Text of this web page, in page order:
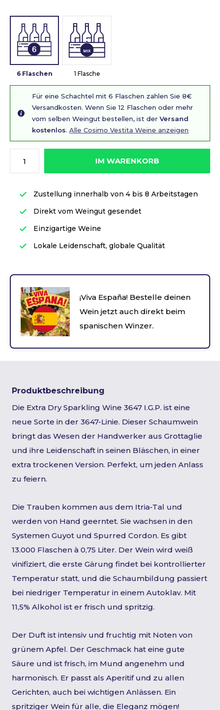
6 Flaschen 1 Flasche
Für eine Schachtel mit 6 Flaschen zahlen Sie 8€
Versandkosten. Wenn Sie 12 Flaschen oder mehr
vom selben Weingut bestellen, ist der Versand
kostenlos. Alle Cosimo Vestita Weine anzeigen
IM WARENKORB
Zustellung innerhalb von 4 bis 8 Arbeitstagen
Direkt vom Weingut gesendet
Einzigartige Weine
Lokale Leidenschaft, globale Qualität
¡Viva España! Bestelle deinen
Wein jetzt auch direkt beim
spanischen Winzer.
Produktbeschreibung
Die Extra Dry Sparkling Wine 3647 I.G.P. ist eine
neue Sorte in der 3647-Linie. Dieser Schaumwein
bringt das Wesen der Handwerker aus Grottaglie
und ihre Leidenschaft in seinen Bläschen, in einer
extra trockenen Version. Perfekt, um jeden Anlass
zu feiern.
Die Trauben kommen aus dem Itria-Tal und
werden von Hand geerntet. Sie wachsen in den
Systemen Guyot und Spurred Cordon. Es gibt
13.000 Flaschen à 0,75 Liter. Der Wein wird weiß
vinifiziert, die erste Gärung findet bei kontrollierter
Temperatur statt, und die Schaumbildung passiert
bei niedriger Temperatur in einem Autoklav. Mit
11,5% Alkohol ist er frisch und spritzig.
Der Duft ist intensiv und fruchtig mit Noten von
grünem Apfel. Der Geschmack hat eine gute
Säure und ist frisch, im Mund angenehm und
harmonisch. Er passt als Aperitif und zu allen
Gerichten, auch bei wichtigen Anlässen. Ein
spritziger Wein für alle, die Eleganz mögen!